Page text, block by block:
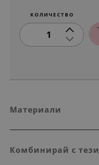
КОЛИЧЕСТВО
1
Материали
Комбинирай с